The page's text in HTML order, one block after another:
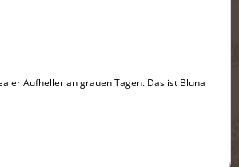
Aufheller an grauen Tagen. Das ist Bluna